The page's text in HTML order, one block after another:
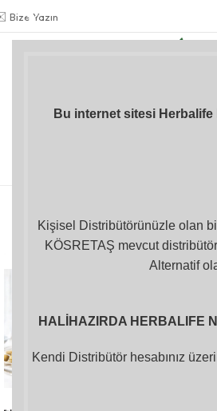
Bu internet sitesi
Kişisel Distribütörünüzle olan
KÖSRETAŞ mevcut
Alternatif
HALİHAZIRDA HERBALIFE
Kendi Distribütör hesabınız
Bize Yazın
Kilo Kontrolü
Shake